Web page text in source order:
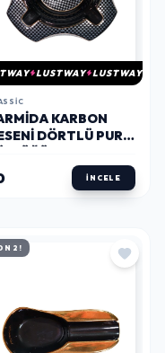
LUSTWAY LUSTWAY
KARBON
DÖRTLÜ PURO
İNCELE
2!